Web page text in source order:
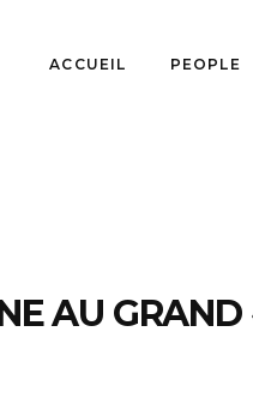
ACCUEIL PEOPLE
AU